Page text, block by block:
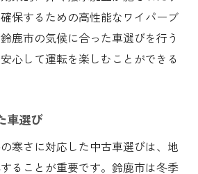
保するための高性能なワイパーブ
鹿市の気候に合った車選びを行う
心して運転を楽しむことができる
車選び
寒さに対応した中古車選びは、地
ることが重要です。鈴鹿市は冬季